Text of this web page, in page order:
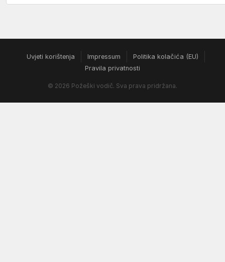
Uvjeti korištenja Impressum
Politika kolačića (EU)
Pravila privatnosti
© 2026 Požeški vodič. Sva prava pridržana.